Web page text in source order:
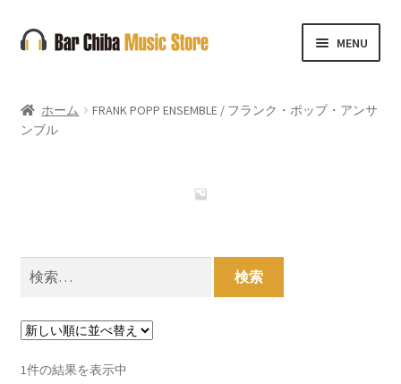
ナ
ビ
ー
シ
ッ
プ
コ
ン
ン
ツ
MENU
ホーム
FRANK POPP ENSEMBLE / フランク・ポップ・アンサ
ンブル
検
索:
1件の結果を表示中